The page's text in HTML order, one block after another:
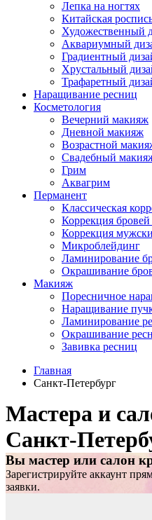
Лепка на ногтях
Китайская
Художественный
Аквариумный
Градиентный
Хрустальный
Трафаретный
Наращивание ресниц
Косметология
Вечерний макияж
Дневной макияж
Возрастной
Свадебный
Грим
Аквагрим
Перманент
Классическая
Коррекция
Коррекция
Микроблейдинг
Ламинирование
Окрашивание
Макияж
Поресничное
Наращивание
Ламинирование
Окрашивание
Завивка ресниц
Главная
Санкт-Петербург
Мастера и
Санкт-
Вы мастер или салон
Зарегистрируйте аккаунт
заявки.